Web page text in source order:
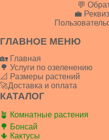
💬
💼
ГЛАВНОЕ МЕНЮ
🏡 Главная
🌳 Услуги по озеленению
📐 Размеры растений
🚀Доставка и оплата
КАТАЛОГ
🪴 Комнатные растения
🌳 Бонсай
🌵 Кактусы